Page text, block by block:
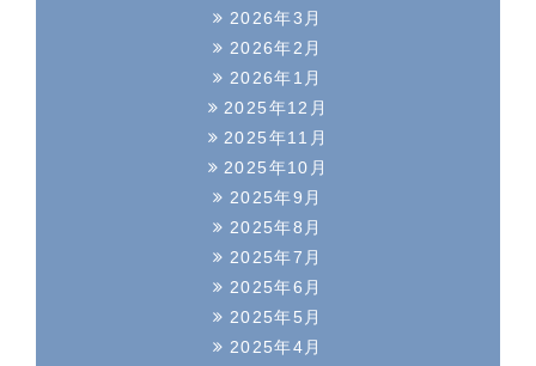
2026年3月
2026年2月
2026年1月
2025年12月
2025年11月
2025年10月
2025年9月
2025年8月
2025年7月
2025年6月
2025年5月
2025年4月